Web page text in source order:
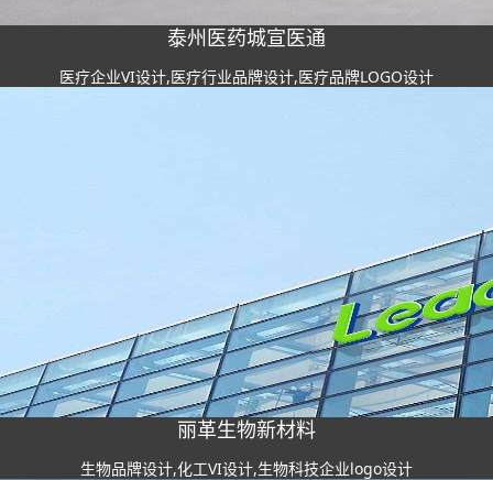
泰州医药城宣医通
医疗企业VI设计,医疗行业品牌设计,医疗品牌LOGO设计
丽革生物新材料
生物品牌设计,化工VI设计,生物科技企业logo设计